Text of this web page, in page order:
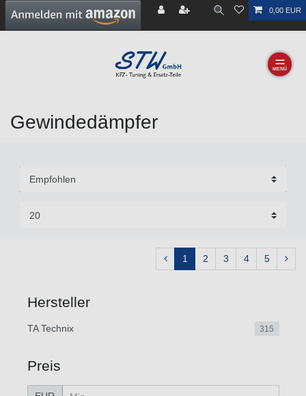
0,00 EUR
☰
Gewindedämpfer
1 2 3 4 5
Hersteller
TA Technix 315
Preis